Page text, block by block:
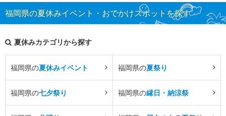
福岡県の夏休みイベント・おでかけスポットを探す
夏休みカテゴリから探す
福岡県の夏休みイベント 福岡県の夏祭り
福岡県の七夕祭り 福岡県の縁日・納涼祭